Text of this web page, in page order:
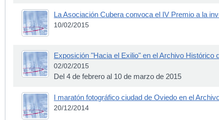
La Asociación Cubera convoca el IV Premio a la
10/02/2015
Exposición "Hacia el Exilio" en el Archivo Histórico
02/02/2015
Del 4 de febrero al 10 de marzo de 2015
I maratón fotográfico ciudad de Oviedo en el
20/12/2014